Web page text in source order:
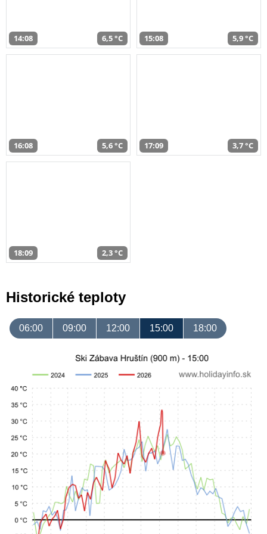
14:08 6,5 °C 15:08 5,9 °C
16:08 5,6 °C 17:09 3,7 °C
18:09 2,3 °C
Historické teploty
06:00 09:00 12:00 15:00 18:00